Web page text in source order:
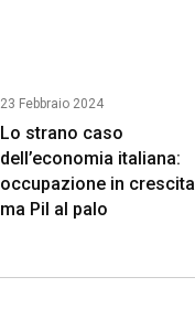
23 Febbraio 2024
Lo strano caso
dell’economia italiana:
occupazione in crescita
ma Pil al palo